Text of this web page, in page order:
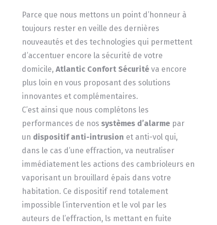
Parce que nous mettons un point d’honneur à
toujours rester en veille des dernières
nouveautés et des technologies qui permettent
d’accentuer encore la sécurité de votre
domicile, Atlantic Confort Sécuritéva encore
plus loin en vous proposant des solutions
innovantes et complémentaires.
C’est ainsi que nous complétons les
performances de nos systèmes d’alarmepar
un dispositif anti-intrusion et anti-vol qui,
dans le cas d’une effraction, va neutraliser
immédiatement les actions des cambrioleurs en
vaporisant un brouillard épais dans votre
habitation. Ce dispositif rend totalement
impossible l’intervention et le vol par les
auteurs de l’effraction, ls mettant en fuite